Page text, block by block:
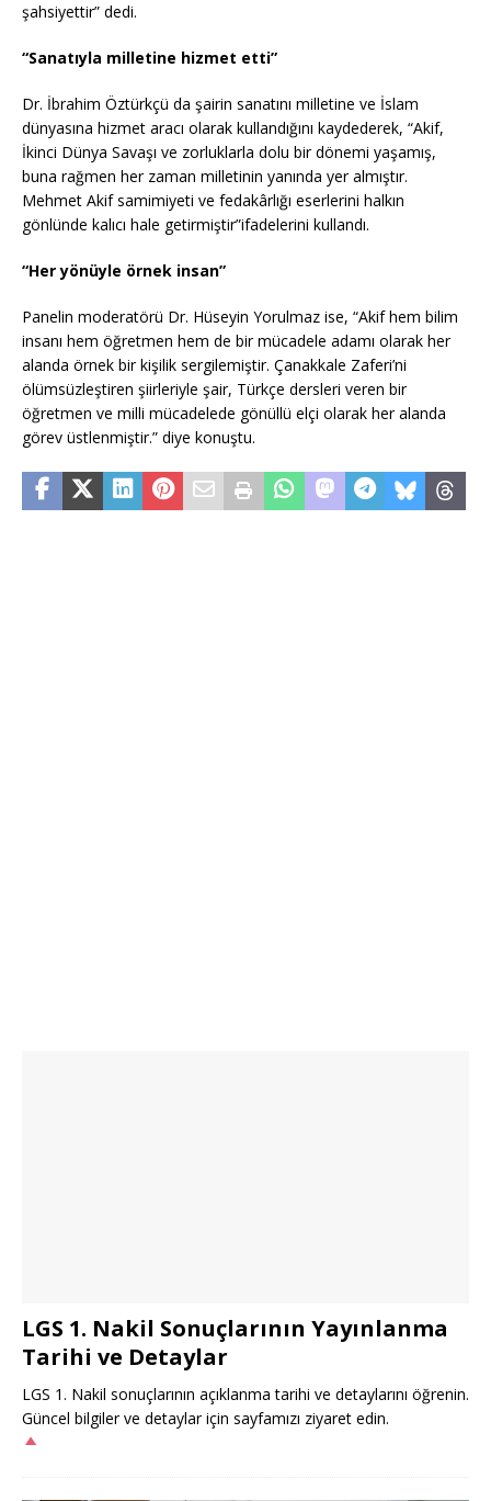
şahsiyettir” dedi.
“Sanatıyla milletine hizmet etti”
Dr. İbrahim Öztürkçü da şairin sanatını milletine ve İslam
dünyasına hizmet aracı olarak kullandığını kaydederek, “Akif,
İkinci Dünya Savaşı ve zorluklarla dolu bir dönemi yaşamış,
buna rağmen her zaman milletinin yanında yer almıştır.
Mehmet Akif samimiyeti ve fedakârlığı eserlerini halkın
gönlünde kalıcı hale getirmiştir”ifadelerini kullandı.
“Her yönüyle örnek insan”
Panelin moderatörü Dr. Hüseyin Yorulmaz ise, “Akif hem bilim
insanı hem öğretmen hem de bir mücadele adamı olarak her
alanda örnek bir kişilik sergilemiştir. Çanakkale Zaferi’ni
ölümsüzleştiren şiirleriyle şair, Türkçe dersleri veren bir
öğretmen ve milli mücadelede gönüllü elçi olarak her alanda
görev üstlenmiştir.” diye konuştu.
LGS 1. Nakil Sonuçlarının Yayınlanma
Tarihi ve Detaylar
LGS 1. Nakil sonuçlarının açıklanma tarihi ve detaylarını öğrenin.
Güncel bilgiler ve detaylar için sayfamızı ziyaret edin.